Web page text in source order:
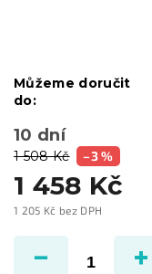
1 508 Kč –3 %
1 458 Kč
1 205 Kč bez DPH
cena:
10 dní
Můžeme doručit
do: